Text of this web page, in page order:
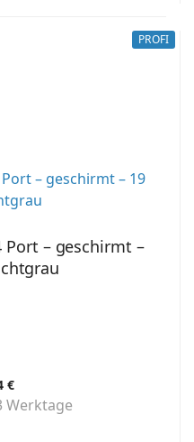
PROFI
Port – geschirmt –
€
Werktage